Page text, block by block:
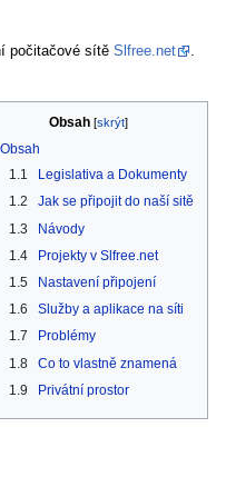
počitačové sítě Slfree.net .
Obsah
Obsah
1.1
Legislativa a Dokumenty
1.2
Jak se připojit do naší sitě
1.3
Návody
1.4
Projekty v Slfree.net
1.5
Nastavení připojení
1.6
Služby a aplikace na síti
1.7
Problémy
1.8
Co to vlastně znamená
1.9
Privátní prostor